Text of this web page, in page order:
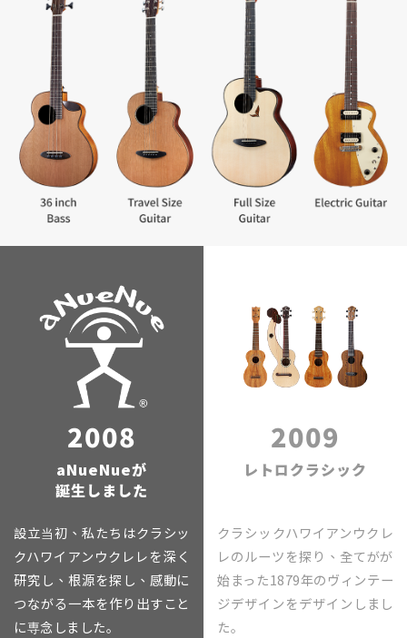
2008
aNueNueが
誕生しました
設立当初、私たちはクラシッ
クハワイアンウクレレを深く
研究し、根源を探し、感動に
つながる一本を作り出すこと
に専念しました｡
2009
レトロクラシック
クラシックハワイアンウクレ
レのルーツを探り、全てがが
始まった1879年のヴィンテー
ジデザインをデザインしまし
た｡